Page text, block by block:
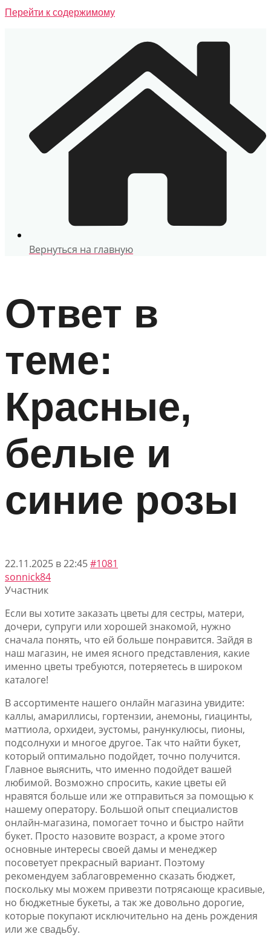
Перейти к содержимому
Вернуться на главную
Ответ в
теме:
Красные,
белые и
синие розы
22.11.2025 в 22:45#1081
sonnick84
Участник
Если вы хотите заказать цветы для сестры, матери,
дочери, супруги или хорошей знакомой, нужно
сначала понять, что ей больше понравится. Зайдя в
наш магазин, не имея ясного представления, какие
именно цветы требуются, потеряетесь в широком
каталоге!
В ассортименте нашего онлайн магазина увидите:
каллы, амариллисы, гортензии, анемоны, гиацинты,
маттиола, орхидеи, эустомы, ранункулюсы, пионы,
подсолнухи и многое другое. Так что найти букет,
который оптимально подойдет, точно получится.
Главное выяснить, что именно подойдет вашей
любимой. Возможно спросить, какие цветы ей
нравятся больше или же отправиться за помощью к
нашему оператору. Большой опыт специалистов
онлайн-магазина, помогает точно и быстро найти
букет. Просто назовите возраст, а кроме этого
основные интересы своей дамы и менеджер
посоветует прекрасный вариант. Поэтому
рекомендуем заблаговременно сказать бюджет,
поскольку мы можем привезти потрясающе красивые,
но бюджетные букеты, а так же довольно дорогие,
которые покупают исключительно на день рождения
или же свадьбу.